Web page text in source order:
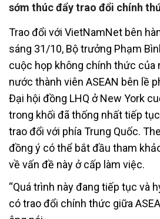
sớm thúc đẩy trao đổi chính
Trao đổi với VietNamNet bên
sáng 31/10, Bộ trưởng Phạm
cuộc họp không chính thức của
nước thành viên ASEAN bên lề
Đại hội đồng LHQ ở New York
trong khối đã thống nhất tiếp
trao đổi với phía Trung Quốc.
đồng ý có thể bắt đầu tham
về vấn đề này ở cấp làm việc.
“Quá trình này đang tiếp tục và
có trao đổi chính thức giữa